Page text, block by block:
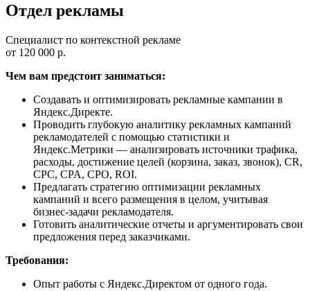
Отдел рекламы
Специалист по контекстной рекламе
от 120 000 р.
Чем вам предстоит заниматься:
Создавать и оптимизировать рекламные кампании в
Яндекс.Директе.
Проводить глубокую аналитику рекламных кампаний
рекламодателей с помощью статистики и
Яндекс.Метрики — анализировать источники трафика,
расходы, достижение целей (корзина, заказ, звонок), CR,
CPC, CPA, CPO, ROI.
Предлагать стратегию оптимизации рекламных
кампаний и всего размещения в целом, учитывая
бизнес-задачи рекламодателя.
Готовить аналитические отчеты и аргументировать свои
предложения перед заказчиками.
Требования:
Опыт работы с Яндекс.Директом от одного года.